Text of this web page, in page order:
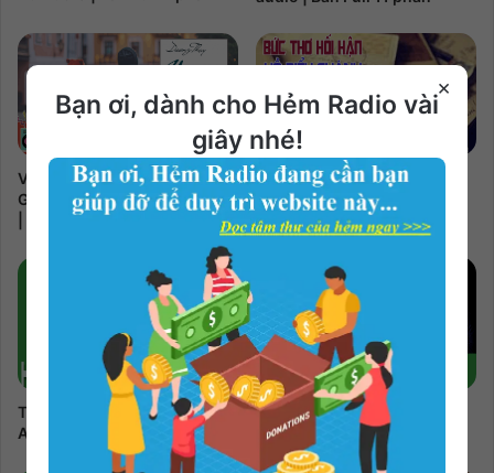
Venise Và Những Cuộc Tình
Gondola | Dương Thụy Audio
| Bản Full
Bức Thơ Hối Hận | Hồ Biểu
Chánh Audio | Bản Full
Tử Nguyệt | Thảo Trang
Audio | Bản Full
Phòng 1208 | Nguyễn
Nguyễn Audio | Bản Full
×
Bạn ơi, dành cho Hẻm Radio vài
giây nhé!